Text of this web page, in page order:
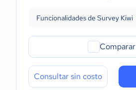
Funcionalidades de Survey Kiwi
Comparar
Consultar sin costo